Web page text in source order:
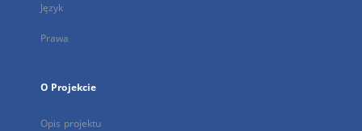
Język
Prawa
O Projekcie
Opis projektu